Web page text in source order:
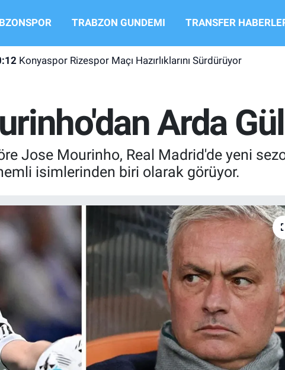
TRABZON GUNDEMI TRANSFER
Konyaspor Rizespor Maçı Hazırlıklarını Sürdürüyor
Arda
Jose Mourinho, Real Madrid'de yeni
isimlerinden biri olarak görüyor.